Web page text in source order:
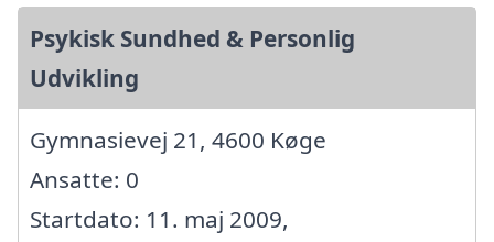
Psykisk Sundhed & Personlig
Udvikling
Gymnasievej 21, 4600 Køge
Ansatte: 0
Startdato: 11. maj 2009,